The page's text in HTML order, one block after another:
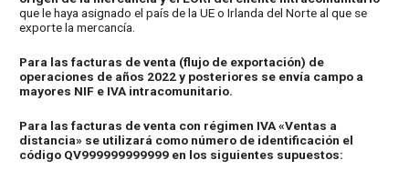
que le haya asignado el país de la UE o Irlanda del Norte al que se
exporte la mercancía.
Para las facturas de venta (flujo de exportación) de
operaciones de años 2022 y posteriores se envía campo a
mayores NIF e IVA intracomunitario.
Para las facturas de venta con régimen IVA «Ventas a
distancia» se utilizará como número de identificación el
código QV999999999999 en los siguientes supuestos: